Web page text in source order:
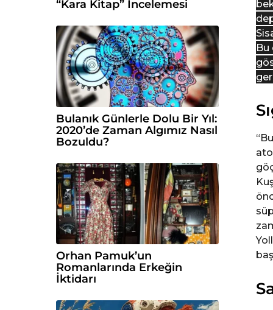
Bu
“Kara Kitap” İncelemesi
Bulanık Günlerle Dolu Bir Yıl:
2020’de Zaman Algımız Nasıl
Bozuldu?
Orhan Pamuk’un
Romanlarında Erkeğin
İktidarı